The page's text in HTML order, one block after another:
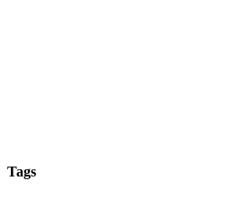
Tags